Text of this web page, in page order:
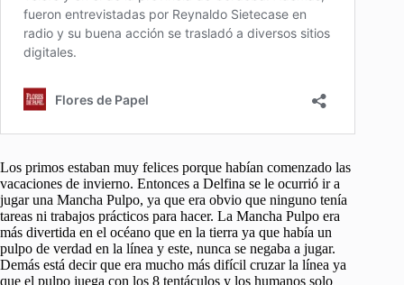
Los primos estaban muy felices porque habían comenzado las
vacaciones de invierno. Entonces a Delfina se le ocurrió ir a
jugar una Mancha Pulpo, ya que era obvio que ninguno tenía
tareas ni trabajos prácticos para hacer. La Mancha Pulpo era
más divertida en el océano que en la tierra ya que había un
pulpo de verdad en la línea y este, nunca se negaba a jugar.
Demás está decir que era mucho más difícil cruzar la línea ya
que el pulpo juega con los 8 tentáculos y los humanos solo